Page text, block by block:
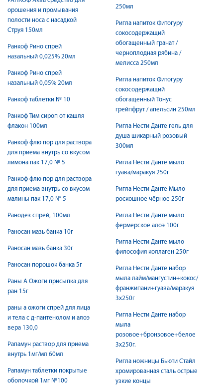
орошения и промывания
полости носа с насадкой
Струя 150мл
Ранкоф Рино спрей
назальный 0,025% 20мл
Ранкоф Рино спрей
назальный 0,05% 20мл
Ранкоф таблетки № 10
Ранкоф Тим сироп от кашля
флакон 100мл
Ранкоф флю пор для раствора
для приема внутрь со вкусом
лимона пак 17,0 № 5
Ранкоф флю пор для раствора
для приема внутрь со вкусом
малины пак 17,0 № 5
Ранодез спрей, 100мл
Раносан мазь банка 10г
Раносан мазь банка 30г
Раносан порошок банка 5г
Раны А Ожоги присыпка для
ран 15г
раны а ожоги спрей для лица
и тела c д-пантенолом и алоэ
вера 130,0
Рапамун раствор для приема
внутрь 1мг/мл 60мл
Рапамун таблетки покрытые
оболочкой 1мг №100
250мл
Ригла напиток Фитогуру
сокосодержащий
обогащенный гранат /
черноплодная рябина /
мелисса 250мл
Ригла напиток Фитогуру
сокосодержащий
обогащенный Тонус
грейпфрут / апельсин 250мл
Ригла Нести Данте гель для
душа шикарный розовый
300мл
Ригла Нести Данте мыло
гуава/маракуя 250г
Ригла Нести Данте Мыло
роскошное чёрное 250г
Ригла Нести Данте мыло
фермерское алоэ 100г
Ригла Нести Данте мыло
философия коллаген 250г
Ригла Нести Данте набор
мыла лайм/мангустин+кокос/
франжипани+гуава/маракуя
3х250г
Ригла Нести Данте набор
мыла
розовое+бронзовое+белое
3х250г.
Ригла ножницы Бьюти Стайл
хромированная сталь острые
узкие концы